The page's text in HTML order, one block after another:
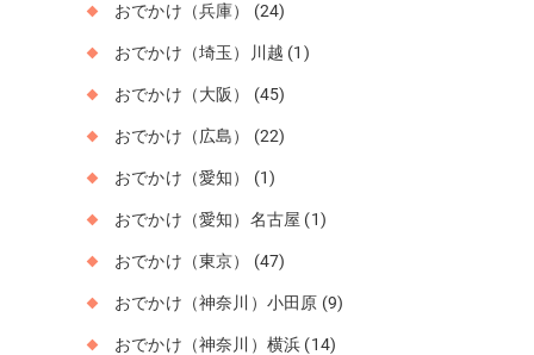
おでかけ（兵庫） (24)
おでかけ（埼玉）川越 (1)
おでかけ（大阪） (45)
おでかけ（広島） (22)
おでかけ（愛知） (1)
おでかけ（愛知）名古屋 (1)
おでかけ（東京） (47)
おでかけ（神奈川）小田原 (9)
おでかけ（神奈川）横浜 (14)